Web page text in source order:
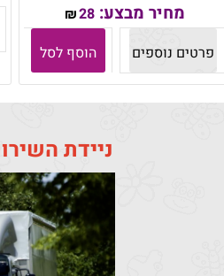
מחיר מבצע: ₪28
פרטים נוספים
הוסף לסל
ניידת